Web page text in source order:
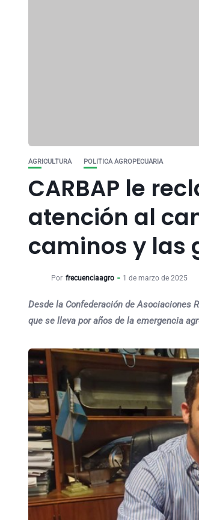
AGRICULTURA POLITICA AGROPECUARIA
CARBAP le
atención al
caminos y las
Por frecuenciaagro 1 de marzo de 2025
Desde la Confederación de Asociaciones
que se lleva por años de la emergencia